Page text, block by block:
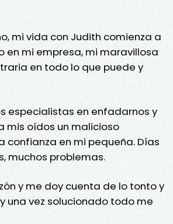
mi vida con Judith comienza a
en mi empresa, mi maravillosa
en todo lo que puede y
especialistas en enfadarnos y
mis oídos un malicioso
en mi pequeña. Días
muchos problemas.
y me doy cuenta de lo tonto y
una vez solucionado todo me